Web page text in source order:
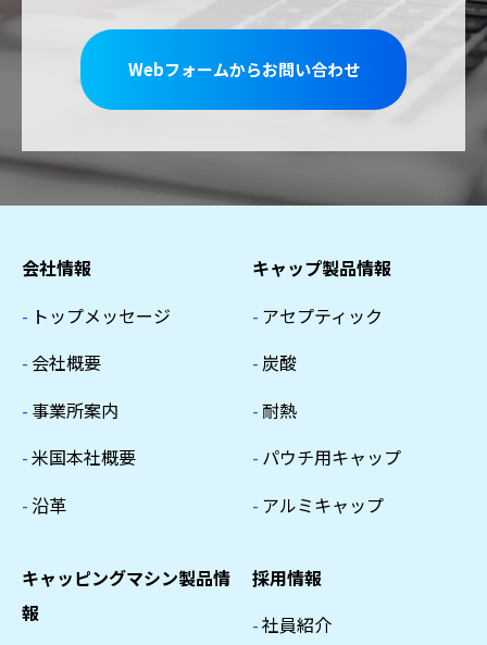
Webフォームからお問い合わせ
会社情報
- トップメッセージ
- 会社概要
- 事業所案内
-米国本社概要
- 沿革
キャップ製品情報
- アセプティック
- 炭酸
-耐熱
- パウチ用キャップ
- アルミキャップ
キャッピングマシン製品情
報
採用情報
-社員紹介